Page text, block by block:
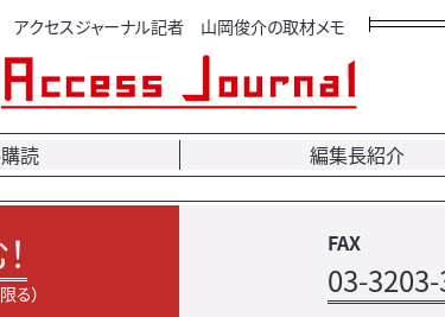
アクセスジャーナル記者 山岡俊介の取材メモ
読 編集長紹介
る）
FAX
03-